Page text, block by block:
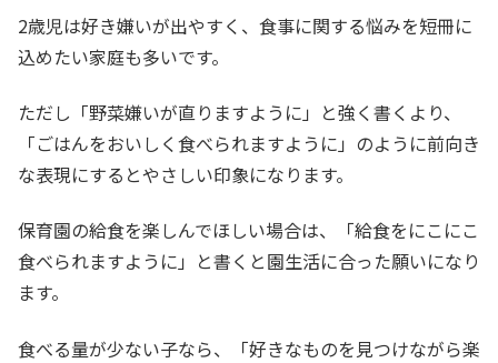
2歳児は好き嫌いが出やすく、食事に関する悩みを短冊に
込めたい家庭も多いです。
ただし「野菜嫌いが直りますように」と強く書くより、
「ごはんをおいしく食べられますように」のように前向き
な表現にするとやさしい印象になります。
保育園の給食を楽しんでほしい場合は、「給食をにこにこ
食べられますように」と書くと園生活に合った願いになり
ます。
食べる量が少ない子なら、「好きなものを見つけながら楽